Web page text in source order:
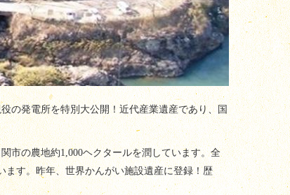
の発電所を特別大公開！近代産業遺産であり、国
市の農地約1,000ヘクタールを潤しています。全
ます。昨年、世界かんがい施設遺産に登録！歴